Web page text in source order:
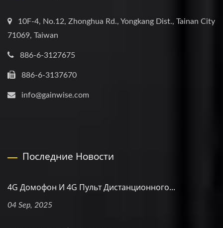
10F-4, No.12, Zhonghua Rd., Yongkang Dist., Tainan City
71069, Taiwan
886-6-3127675
886-6-3137670
info@gainwise.com
Последние Новости
4G Домофон И 4G Пульт Дистанционного...
04 Sep, 2025